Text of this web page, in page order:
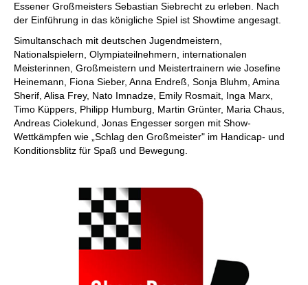
Essener Großmeisters Sebastian Siebrecht zu erleben. Nach
der Einführung in das königliche Spiel ist Showtime angesagt.
Simultanschach mit deutschen Jugendmeistern,
Nationalspielern, Olympiateilnehmern, internationalen
Meisterinnen, Großmeistern und Meistertrainern wie Josefine
Heinemann, Fiona Sieber, Anna Endreß, Sonja Bluhm, Amina
Sherif, Alisa Frey, Nato Imnadze, Emily Rosmait, Inga Marx,
Timo Küppers, Philipp Humburg, Martin Grünter, Maria Chaus,
Andreas Ciolekund, Jonas Engesser sorgen mit Show-
Wettkämpfen wie „Schlag den Großmeister" im Handicap- und
Konditionsblitz für Spaß und Bewegung.